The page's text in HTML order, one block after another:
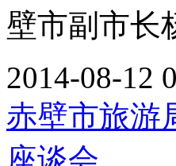
壁市副市长
2014-08-12
赤壁市旅游
座谈会